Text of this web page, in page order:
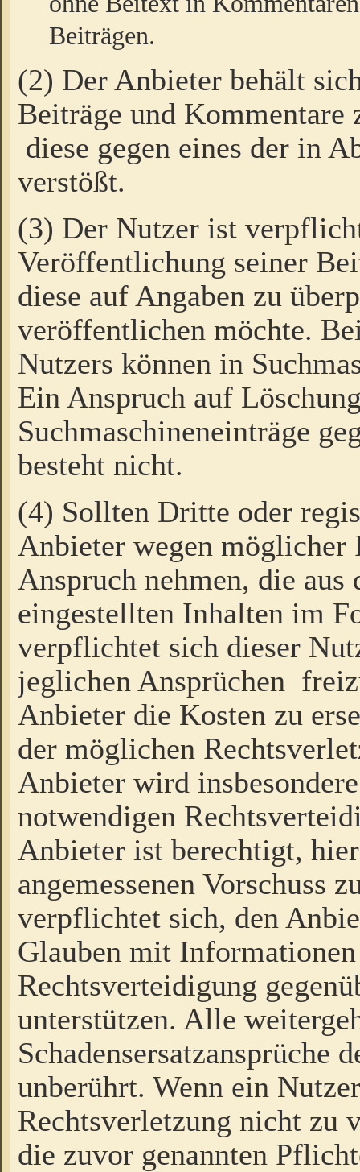
Beiträgen.
(2) Der Anbieter behält
Beiträge und Kommentare
diese gegen eines der in
verstößt.
(3) Der Nutzer ist
Veröffentlichung seiner
diese auf Angaben zu
veröffentlichen möchte.
Nutzers können in
Ein Anspruch auf
Suchmaschineneinträge
besteht nicht.
(4) Sollten Dritte oder
Anbieter wegen möglicher
Anspruch nehmen, die
eingestellten Inhalten im
verpflichtet sich dieser
jeglichen Ansprüchen
Anbieter die Kosten zu
der möglichen
Anbieter wird
notwendigen
Anbieter ist berechtigt,
angemessenen Vorschuss
verpflichtet sich, den
Glauben mit
Rechtsverteidigung
unterstützen. Alle
Schadensersatzansprüche
unberührt. Wenn ein
Rechtsverletzung nicht zu
die zuvor genannten